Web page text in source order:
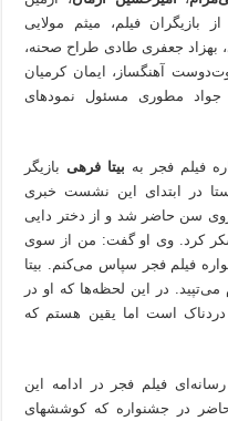
بازیگران فیلم، میثم مولایی
بهزاد جعفری طادی طراح صحنه،
آهنگساز، ایمان کرمیان
مطوری مسئول نمود‌های
فیلم فجر به بیتا فرهیبازیگر
در ابتدای این نشست خبری
روی سن حاضر شد و از دختر دایی
تشکر کرد. وی او گفت: من از سوی
فیلم فجر سپاس می‌کنم. بیتا
در این لحظه‌ها که او در
دردناک است اما یقین هستم که
فیلم فجر در ادامه این
در جشنواره که کوششهای